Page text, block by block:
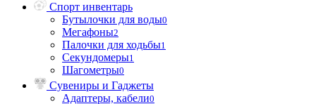
Спорт инвентарь
Бутылочки для воды0
Мегафоны2
Палочки для ходьбы1
Секундомеры1
Шагометры0
Сувениры и Гаджеты
Адаптеры, кабели0